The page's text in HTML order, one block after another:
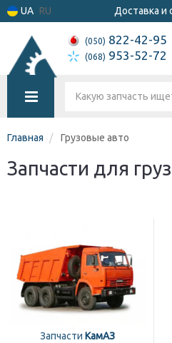
UA RU Доставка и
(050) 822-42-95
(068) 953-52-72
Главная Грузовые авто
Запчасти для
Запчасти КамАЗ